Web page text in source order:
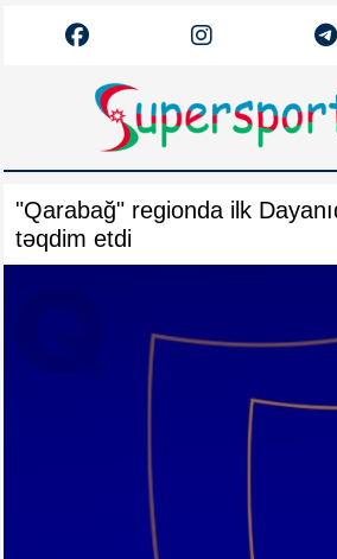
Əlaqə
Arxiv
"Qarabağ" regionda ilk
təqdim etdi